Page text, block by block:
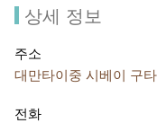
상세 정보
주소
대만타이중 시베이 구
전화